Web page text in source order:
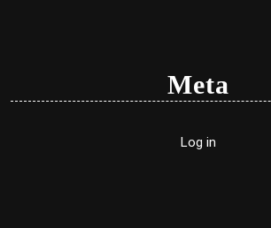
Meta
Log in